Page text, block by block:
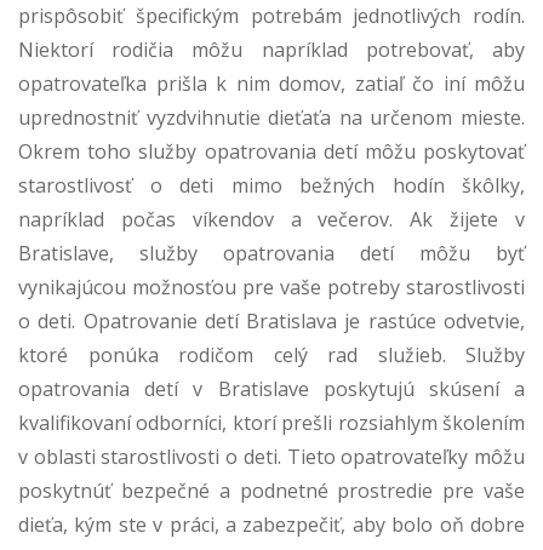
prispôsobiť špecifickým potrebám jednotlivých rodín.
Niektorí rodičia môžu napríklad potrebovať, aby
opatrovateľka prišla k nim domov, zatiaľ čo iní môžu
uprednostniť vyzdvihnutie dieťaťa na určenom mieste.
Okrem toho služby opatrovania detí môžu poskytovať
starostlivosť o deti mimo bežných hodín škôlky,
napríklad počas víkendov a večerov. Ak žijete v
Bratislave, služby opatrovania detí môžu byť
vynikajúcou možnosťou pre vaše potreby starostlivosti
o deti. Opatrovanie detí Bratislava je rastúce odvetvie,
ktoré ponúka rodičom celý rad služieb. Služby
opatrovania detí v Bratislave poskytujú skúsení a
kvalifikovaní odborníci, ktorí prešli rozsiahlym školením
v oblasti starostlivosti o deti. Tieto opatrovateľky môžu
poskytnúť bezpečné a podnetné prostredie pre vaše
dieťa, kým ste v práci, a zabezpečiť, aby bolo oň dobre